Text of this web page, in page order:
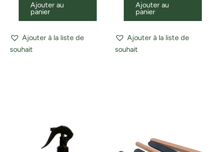
Ajouter au
panier
Ajouter à la liste de
souhait
Ajouter au
panier
Ajouter à la liste de
souhait